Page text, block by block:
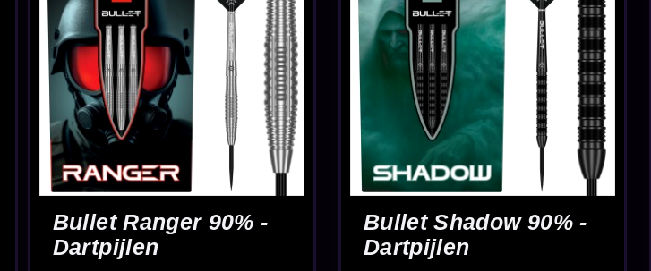
Begin Pagina 4 van 32 5 6 10
Slankere barrels bij gelijk
gewicht
Populair bij gevorderde
darters
Veel keuze in grip en model